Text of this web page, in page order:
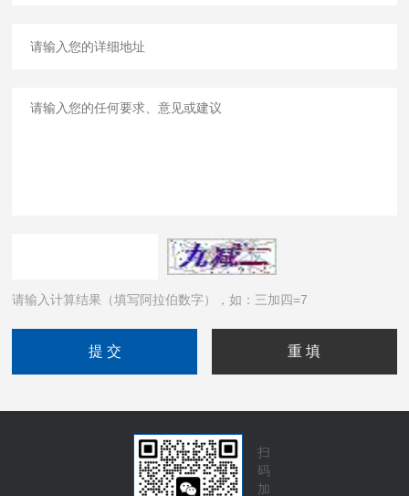
请输入计算结果（填写阿拉伯数字），如：三加四=7
扫
码
加